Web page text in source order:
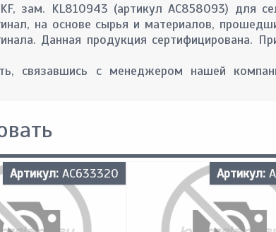
зам. KL810943 (артикул AC858093) для
на основе сырья и материалов,
Данная продукция сертифицирована.
связавшись с менеджером нашей
Артикул: AC633320 Артикул: